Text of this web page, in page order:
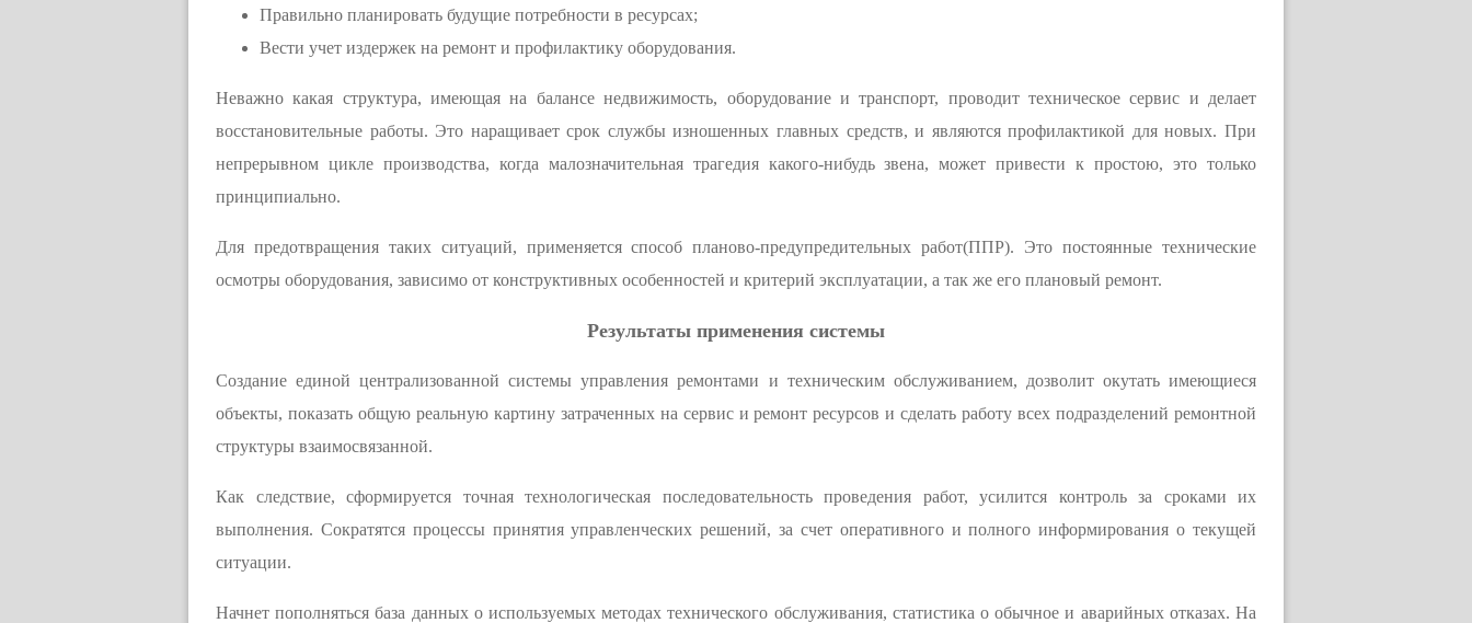
Правильно планировать будущие потребности в ресурсах;
Вести учет издержек на ремонт и профилактику оборудования.
Неважно какая структура, имеющая на балансе недвижимость, оборудование и транспорт, проводит техническое сервис и делает
восстановительные работы. Это наращивает срок службы изношенных главных средств, и являются профилактикой для новых. При
непрерывном цикле производства, когда малозначительная трагедия какого-нибудь звена, может привести к простою, это только
принципиально.
Для предотвращения таких ситуаций, применяется способ планово-предупредительных работ(ППР). Это постоянные технические
осмотры оборудования, зависимо от конструктивных особенностей и критерий эксплуатации, а так же его плановый ремонт.
Результаты применения системы
Создание единой централизованной системы управления ремонтами и техническим обслуживанием, дозволит окутать имеющиеся
объекты, показать общую реальную картину затраченных на сервис и ремонт ресурсов и сделать работу всех подразделений ремонтной
структуры взаимосвязанной.
Как следствие, сформируется точная технологическая последовательность проведения работ, усилится контроль за сроками их
выполнения. Сократятся процессы принятия управленческих решений, за счет оперативного и полного информирования о текущей
ситуации.
Начнет пополняться база данных о используемых методах технического обслуживания, статистика о обычное и аварийных отказах. На